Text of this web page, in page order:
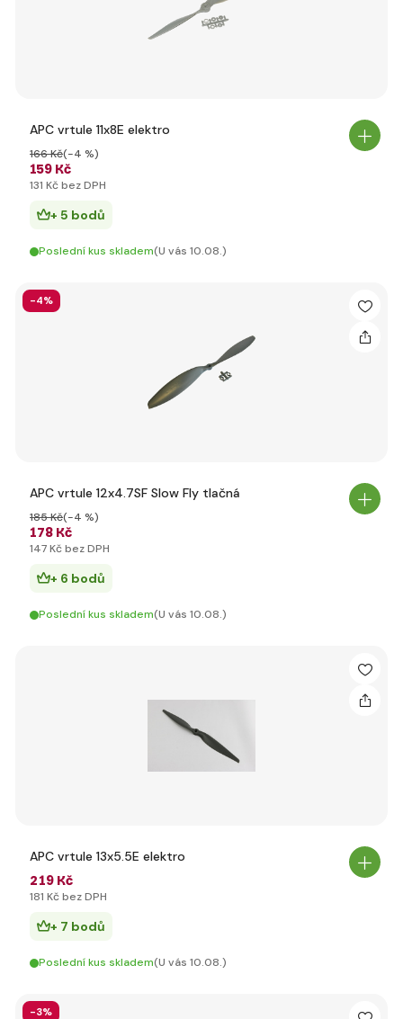
APC vrtule 11x8E elektro
159 Kč
166 Kč(-4 %)
131 Kč bez DPH
+ 5 bodů
Poslední kus skladem(U vás 10.08.)
-4%
APC vrtule 12x4.7SF Slow Fly tlačná
178 Kč
185 Kč(-4 %)
147 Kč bez DPH
+ 6 bodů
Poslední kus skladem(U vás 10.08.)
APC vrtule 13x5.5E elektro
219 Kč
181 Kč bez DPH
+ 7 bodů
Poslední kus skladem(U vás 10.08.)
-3%